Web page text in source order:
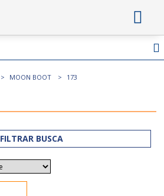
MOON BOOT 173
FILTRAR BUSCA